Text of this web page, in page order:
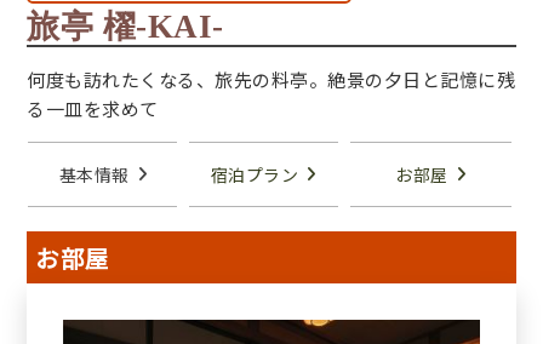
旅亭 櫂‐KAI‐
何度も訪れたくなる、旅先の料亭。絶景の夕日と記憶に残
る一皿を求めて
基本情報 宿泊プラン お部屋
お部屋